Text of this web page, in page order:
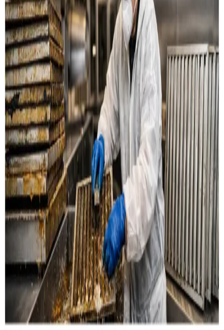
Restaurant & køkken
Rensning af emhætter, fedtkanaler og
udsugningssystemer til restauranter og storkøkkener i
Vejle.
Læs mere